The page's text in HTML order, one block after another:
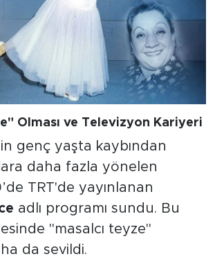
Olması ve Televizyon Kariyeri
genç yaşta kaybından
daha fazla yönelen
TRT'de yayınlanan
adlı programı sundu. Bu
"masalcı teyze"
da sevildi.